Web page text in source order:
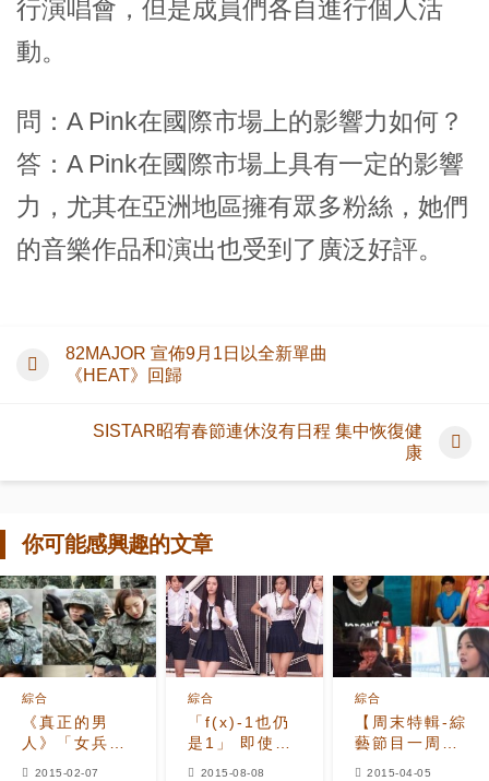
行演唱會，但是成員們各自進行個人活
動。
問：A Pink在國際市場上的影響力如何？
答：A Pink在國際市場上具有一定的影響
力，尤其在亞洲地區擁有眾多粉絲，她們
的音樂作品和演出也受到了廣泛好評。
82MAJOR 宣佈9月1日以全新單曲
《HEAT》回歸
SISTAR昭宥春節連休沒有日程 集中恢復健
康
你可能感興趣的文章
《真正的男
人》「女兵特
綜合
2015-02-07
「f(x)-1也仍
是1」 即使缺
綜合
2015-08-08
【周末特輯-綜
藝節目一周回
綜合
2015-04-05